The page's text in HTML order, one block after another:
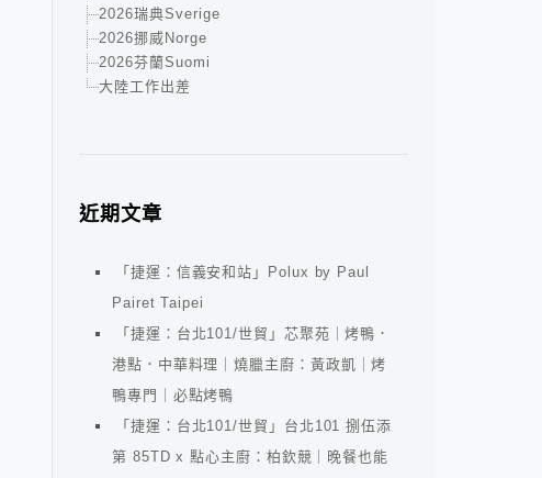
2026瑞典Sverige
2026挪威Norge
2026芬蘭Suomi
大陸工作出差
近期文章
「捷運：信義安和站」Polux by Paul
Pairet Taipei
「捷運：台北101/世貿」芯聚苑｜烤鴨．
港點．中華料理｜燒臘主廚：黃政凱｜烤
鴨專門｜必點烤鴨
「捷運：台北101/世貿」台北101 捌伍添
第 85TD x 點心主廚：柏欽競｜晚餐也能